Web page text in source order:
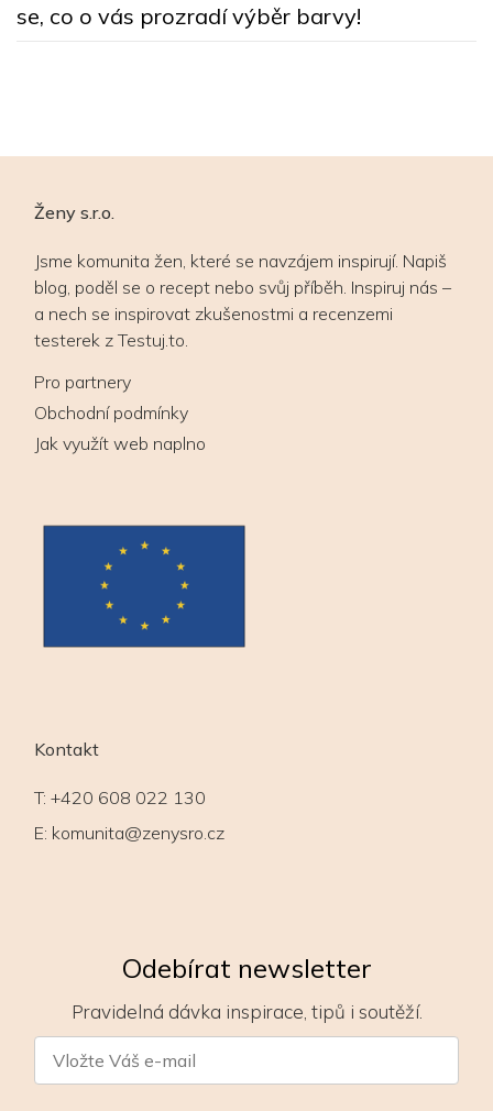
se, co o vás prozradí výběr barvy!
Ženy s.r.o.
Jsme komunita žen, které se navzájem inspirují. Napiš
blog, poděl se o recept nebo svůj příběh. Inspiruj nás –
a nech se inspirovat zkušenostmi a recenzemi
testerek z Testuj.to.
Pro partnery
Obchodní podmínky
Jak využít web naplno
Kontakt
T: +420 608 022 130
E: komunita@zenysro.cz
Odebírat newsletter
Pravidelná dávka inspirace, tipů i soutěží.